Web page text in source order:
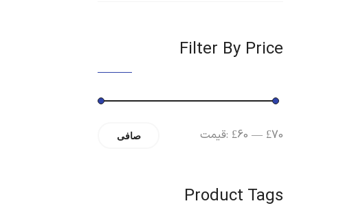
Filter By Price
صافی قیمت: £60 — £70
Product Tags